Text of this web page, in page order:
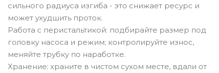
сильного радиуса изгиба - это снижает ресурс и
может ухудшить проток.
Работа с перистальтикой: подбирайте размер под
головку насоса и режим; контролируйте износ,
меняйте трубку по наработке.
Хранение: храните в чистом сухом месте, вдали от